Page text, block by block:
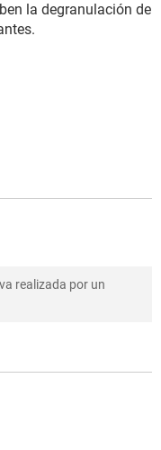
la degranulación de
realizada por un